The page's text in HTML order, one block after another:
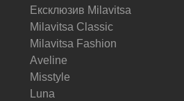
Ексклюзив Milavitsa
Milavitsa Classic
Milavitsa Fashion
Aveline
Misstyle
Luna